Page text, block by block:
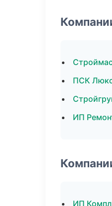
ПСК
ИП
ИП